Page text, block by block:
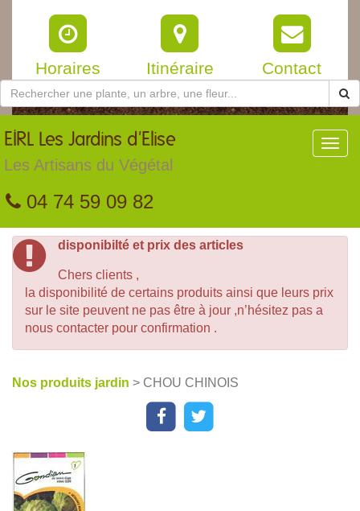
Horaires Itinéraire Contact
EIRL Les Jardins d'Elise
Les Artisans du Végétal
04 74 59 09 82
disponibilté et prix des articles
Chers clients ,
la disponibilité de certains produits ainsi que leurs prix
sur le site peuvent ne pas être à jour ,n’hésitez pas a
nous contacter pour confirmation .
Nos produits jardin > CHOU CHINOIS